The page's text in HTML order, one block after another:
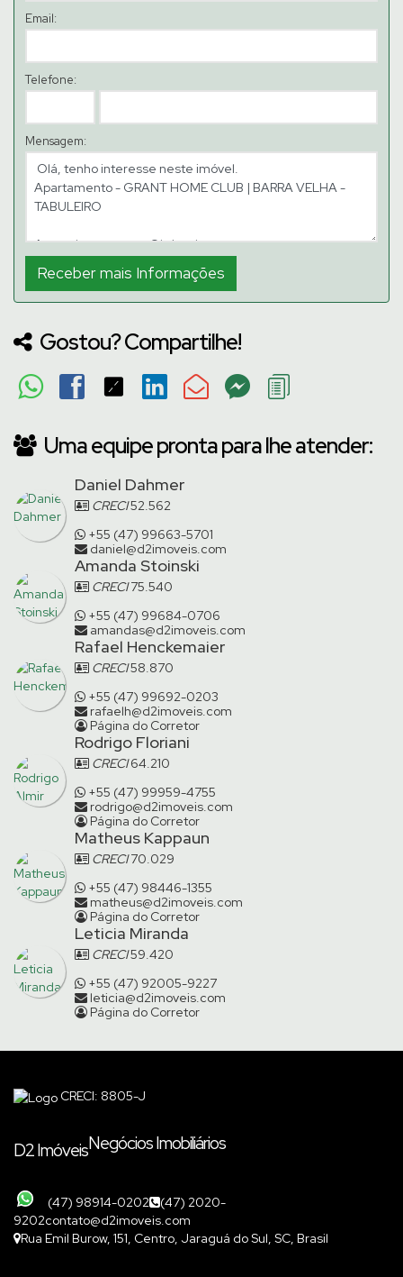
Email:
Telefone:
Mensagem:
Gostou? Compartilhe!
Uma equipe pronta para lhe atender:
Daniel Dahmer
CRECI52.562
+55 (47) 99663-5701
daniel@d2imoveis.com
Amanda Stoinski
CRECI75.540
+55 (47) 99684-0706
amandas@d2imoveis.com
Rafael Henckemaier
CRECI58.870
+55 (47) 99692-0203
rafaelh@d2imoveis.com
Página do Corretor
Rodrigo Floriani
CRECI64.210
+55 (47) 99959-4755
rodrigo@d2imoveis.com
Página do Corretor
Matheus Kappaun
CRECI70.029
+55 (47) 98446-1355
matheus@d2imoveis.com
Página do Corretor
Leticia Miranda
CRECI59.420
+55 (47) 92005-9227
leticia@d2imoveis.com
Página do Corretor
CRECI: 8805-J
D2 ImóveisNegócios Imobiliários
(47) 98914-0202
(47) 2020-
9202contato@d2imoveis.com
Rua Emil Burow, 151 Centro Jaraguá do Sul SC Brasil